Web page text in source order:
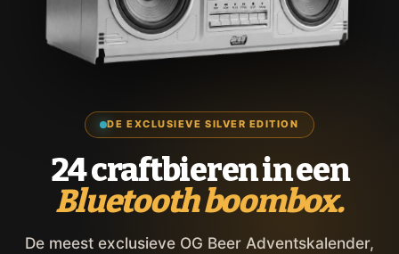
DE EXCLUSIEVE SILVER EDITION
24 craftbieren in een
Bluetooth boombox.
De meest exclusieve OG Beer Adventskalender,